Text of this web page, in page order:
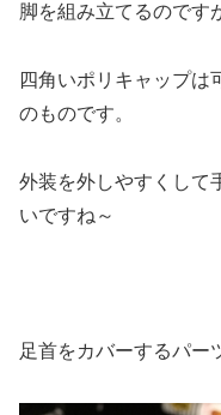
脚を組み立てるのです
四角いポリキャップは
のものです。
外装を外しやすくして
いですね～
足首をカバーするパー